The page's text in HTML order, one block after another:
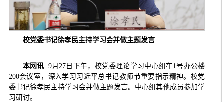
校党委书记徐孝民主持学习会并做主题发言
本网讯 9月27日下午，校党委理论学习中心组在1号办公楼
200会议室，深入学习习近平总书记教师节重要指示精神。校党
委书记徐孝民主持学习会并做主题发言。中心组其他成员参加学
习研讨。